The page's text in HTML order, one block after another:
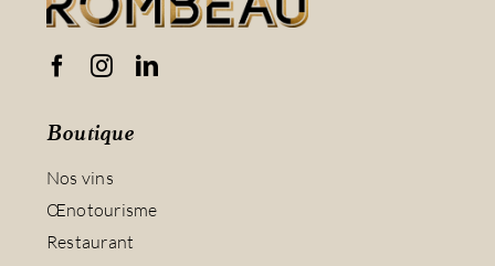
Boutique
Nos vins
Œnotourisme
Restaurant